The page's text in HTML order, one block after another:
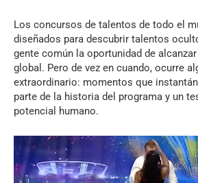
Los concursos de talentos de todo el
diseñados para descubrir talentos
gente común la oportunidad de
global. Pero de vez en cuando, ocurre
extraordinario: momentos que
parte de la historia del programa y un
potencial humano.